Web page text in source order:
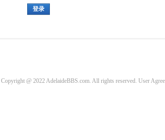
登录
Copyright @ 2022 AdelaideBBS.com. All rights reserved. User